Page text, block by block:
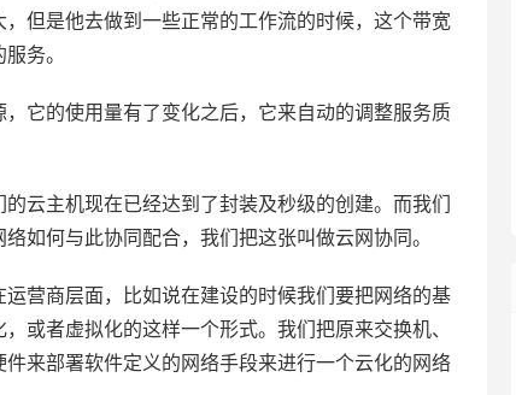
但是他去做到一些正常的工作流的时候，这个带宽
务。
它的使用量有了变化之后，它来自动的调整服务质
云主机现在已经达到了封装及秒级的创建。而我们
如何与此协同配合，我们把这张叫做云网协同。
营商层面，比如说在建设的时候我们要把网络的基
或者虚拟化的这样一个形式。我们把原来交换机、
来部署软件定义的网络手段来进行一个云化的网络